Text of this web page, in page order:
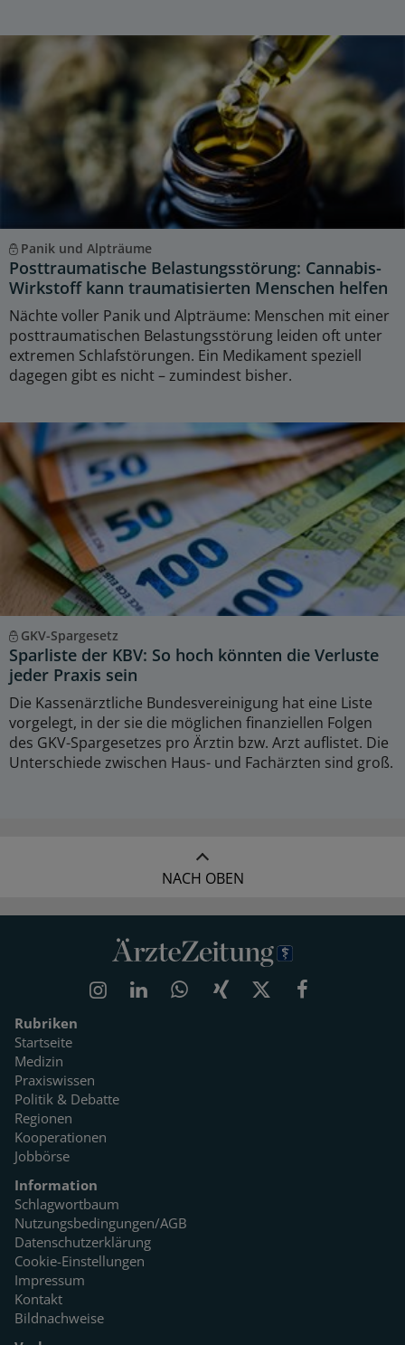
Panik und Alpträume
Posttraumatische Belastungsstörung: Cannabis-
Wirkstoff kann traumatisierten Menschen helfen
Nächte voller Panik und Alpträume: Menschen mit einer
posttraumatischen Belastungsstörung leiden oft unter
extremen Schlafstörungen. Ein Medikament speziell
dagegen gibt es nicht – zumindest bisher.
GKV-Spargesetz
Sparliste der KBV: So hoch könnten die Verluste
jeder Praxis sein
Die Kassenärztliche Bundesvereinigung hat eine Liste
vorgelegt, in der sie die möglichen finanziellen Folgen
des GKV-Spargesetzes pro Ärztin bzw. Arzt auflistet. Die
Unterschiede zwischen Haus- und Fachärzten sind groß.
NACH OBEN
Rubriken
Startseite
Medizin
Praxiswissen
Politik & Debatte
Regionen
Kooperationen
Jobbörse
Information
Schlagwortbaum
Nutzungsbedingungen/AGB
Datenschutzerklärung
Cookie-Einstellungen
Impressum
Kontakt
Bildnachweise